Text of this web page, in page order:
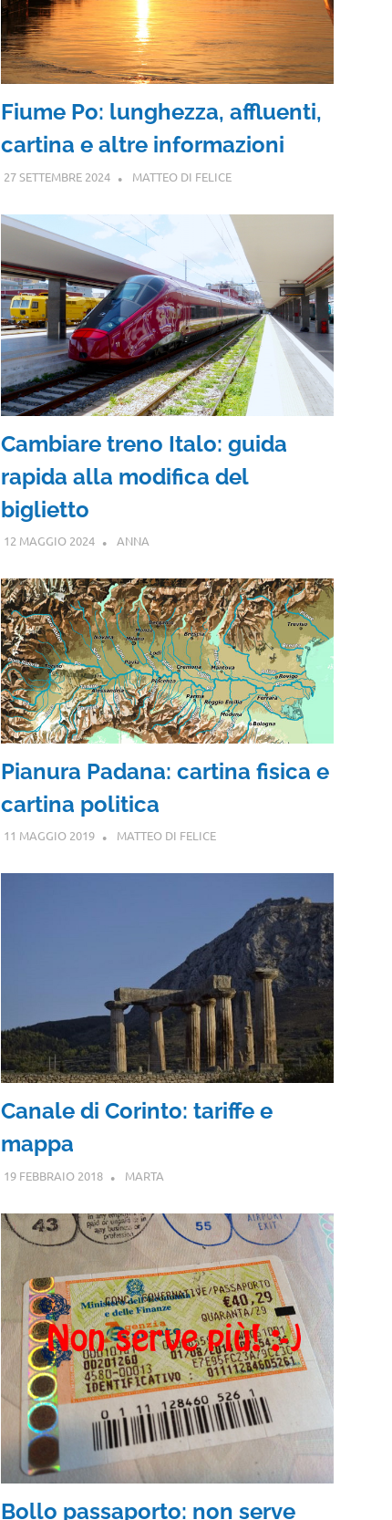
Fiume Po: lunghezza, affluenti,
cartina e altre informazioni
27 SETTEMBRE 2024 MATTEO DI FELICE
Cambiare treno Italo: guida
rapida alla modifica del
biglietto
12 MAGGIO 2024 ANNA
Pianura Padana: cartina fisica e
cartina politica
11 MAGGIO 2019 MATTEO DI FELICE
Canale di Corinto: tariffe e
mappa
19 FEBBRAIO 2018 MARTA
Bollo passaporto: non serve